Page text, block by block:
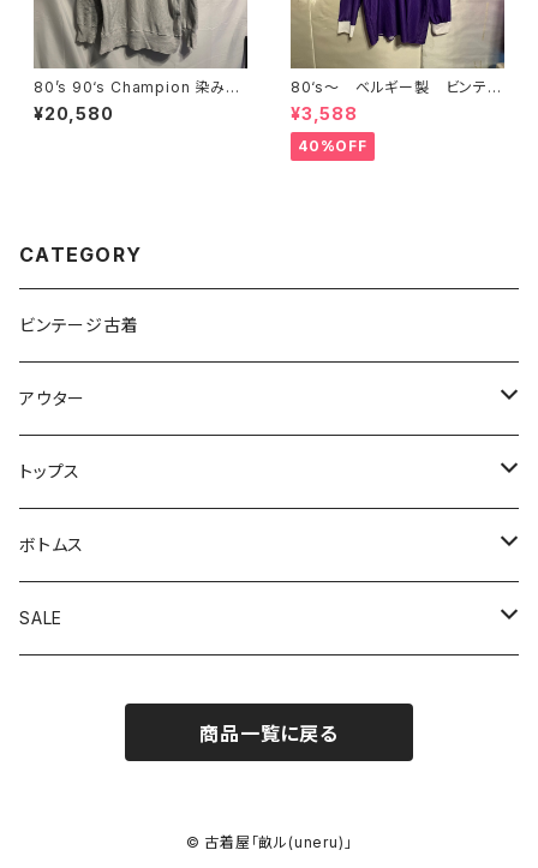
80’s 90‘s Champion 染み込
みプリント リバースウィーブ
reverse weave
¥20,580
80‘s〜 ベルギー製 ビンテー
ジ ユニフォーム ロンT パー
プル
¥3,588
40%OFF
CATEGORY
ビンテージ古着
アウター
アウトドアジャケット
カバーオール
コート
テーラードジャケット
トップス
カーディガン
スウェット
ボトムス
オーバーオール
SALE
商品一覧に戻る
© 古着屋「畝ル(uneru)」